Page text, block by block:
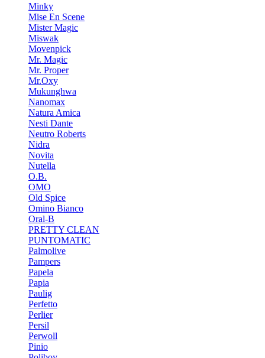
Minky
Mise En Scene
Mister Magic
Miswak
Movenpick
Mr. Magic
Mr. Proper
Mr.Oxy
Mukunghwa
Nanomax
Natura Amica
Nesti Dante
Neutro Roberts
Nidra
Novita
Nutella
O.B.
OMO
Old Spice
Omino Bianco
Oral-B
PRETTY CLEAN
PUNTOMATIC
Palmolive
Pampers
Papela
Papia
Paulig
Perfetto
Perlier
Persil
Perwoll
Pinio